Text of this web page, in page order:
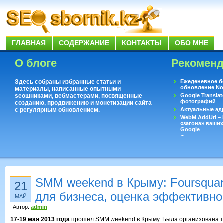
ГЛАВНАЯ СОДЕРЖАНИЕ КОНТАКТЫ ОБО МНЕ
О блоге
Здесь собраны избранные статьи и
материалы, написанные опытными
seoшниками, вебмастерами, посвященные
созданию, продвижению и монетизации сайта
с регулярным обновлением.
Ежеденевное
обновление
Google
фотографий
Актуальные
WebM AddUrl
«загона»
Google
Существует
21
МАЙ
SMM weekend в Крыму:
для бизнеса, оценка
Автор: admin
17-19 мая 2013 года прошел SMM weekend в Крыму. Была организована